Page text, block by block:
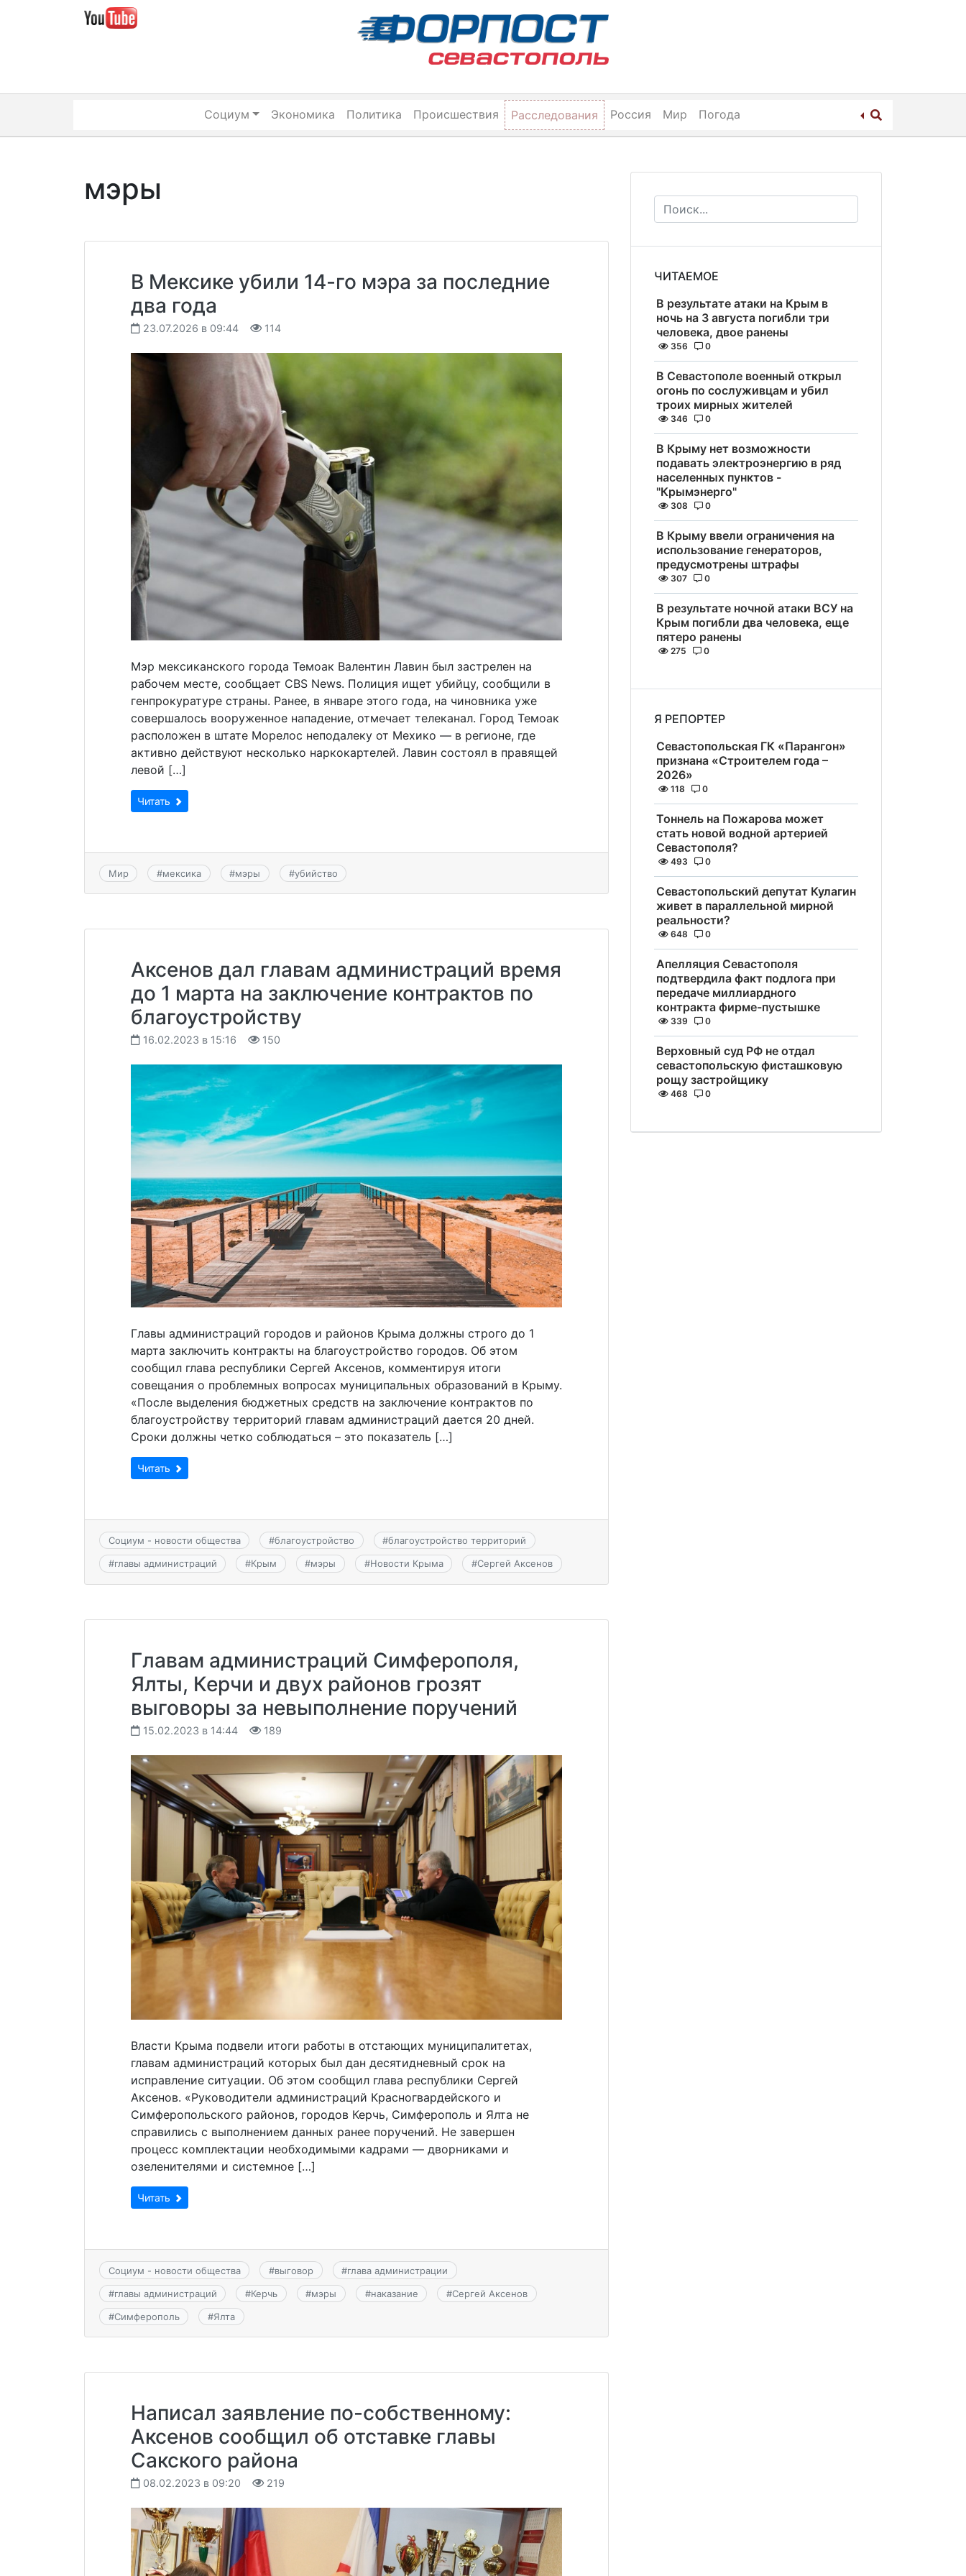
Социум Экономика Политика Происшествия Расследования Россия Мир Погода
мэры
В Мексике убили 14-го мэра за последние
два года
23.07.2026 в 09:44 114
Мэр мексиканского города Темоак Валентин Лавин был застрелен на
рабочем месте, сообщает CBS News. Полиция ищет убийцу, сообщили в
генпрокуратуре страны. Ранее, в январе этого года, на чиновника уже
совершалось вооруженное нападение, отмечает телеканал. Город Темоак
расположен в штате Морелос неподалеку от Мехико — в регионе, где
активно действуют несколько наркокартелей. Лавин состоял в правящей
левой […]
Читать
Мир #мексика #мэры #убийство
Аксенов дал главам администраций время
до 1 марта на заключение контрактов по
благоустройству
16.02.2023 в 15:16 150
Главы администраций городов и районов Крыма должны строго до 1
марта заключить контракты на благоустройство городов. Об этом
сообщил глава республики Сергей Аксенов, комментируя итоги
совещания о проблемных вопросах муниципальных образований в Крыму.
«После выделения бюджетных средств на заключение контрактов по
благоустройству территорий главам администраций дается 20 дней.
Сроки должны четко соблюдаться – это показатель […]
Читать
Социум - новости общества #благоустройство #благоустройство территорий
#главы администраций #Крым #мэры #Новости Крыма #Сергей Аксенов
Главам администраций Симферополя,
Ялты, Керчи и двух районов грозят
выговоры за невыполнение поручений
15.02.2023 в 14:44 189
Власти Крыма подвели итоги работы в отстающих муниципалитетах,
главам администраций которых был дан десятидневный срок на
исправление ситуации. Об этом сообщил глава республики Сергей
Аксенов. «Руководители администраций Красногвардейского и
Симферопольского районов, городов Керчь, Симферополь и Ялта не
справились с выполнением данных ранее поручений. Не завершен
процесс комплектации необходимыми кадрами — дворниками и
озеленителями и системное […]
Читать
Социум - новости общества #выговор #глава администрации
#главы администраций #Керчь #мэры #наказание #Сергей Аксенов
#Симферополь #Ялта
Написал заявление по-собственному:
Аксенов сообщил об отставке главы
Сакского района
08.02.2023 в 09:20 219
ЧИТАЕМОЕ
В результате атаки на Крым в
ночь на 3 августа погибли три
человека, двое ранены
356 0
В Севастополе военный открыл
огонь по сослуживцам и убил
троих мирных жителей
346 0
В Крыму нет возможности
подавать электроэнергию в ряд
населенных пунктов -
"Крымэнерго"
308 0
В Крыму ввели ограничения на
использование генераторов,
предусмотрены штрафы
307 0
В результате ночной атаки ВСУ на
Крым погибли два человека, еще
пятеро ранены
275 0
Я РЕПОРТЕР
Севастопольская ГК «Парангон»
признана «Строителем года –
2026»
118 0
Тоннель на Пожарова может
стать новой водной артерией
Севастополя?
493 0
Севастопольский депутат Кулагин
живет в параллельной мирной
реальности?
648 0
Апелляция Севастополя
подтвердила факт подлога при
передаче миллиардного
контракта фирме-пустышке
339 0
Верховный суд РФ не отдал
севастопольскую фисташковую
рощу застройщику
468 0